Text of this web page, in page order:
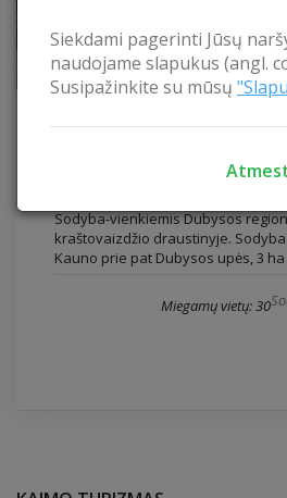
Siekdami pagerinti Jūsų
naudojame slapukus (angl.
Susipažinkite su mūsų
Sodyba-vienkiemis Dubysos
kraštovaizdžio draustinyje.
Kauno prie pat Dubysos upės, 3 ha
Miegamų vietų: 30